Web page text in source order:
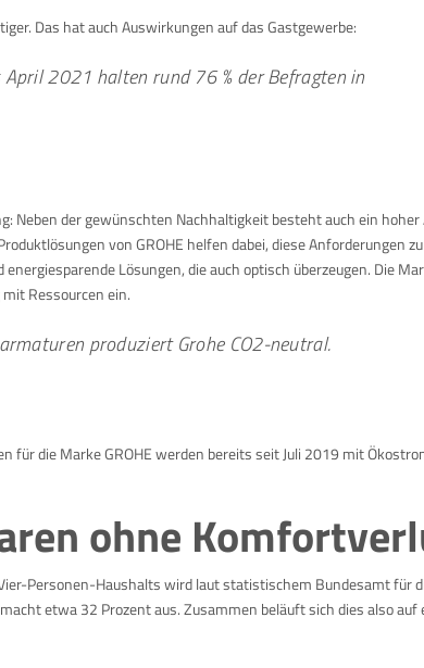
Das hat auch Auswirkungen auf das Gastgewerbe:
2021 halten rund 76 % der Befragten in
Neben der gewünschten Nachhaltigkeit besteht auch ein hoher
von GROHE helfen dabei, diese Anforderungen
Lösungen, die auch optisch überzeugen. Die
Ressourcen ein.
produziert Grohe CO2-neutral.
die Marke GROHE werden bereits seit Juli 2019 mit
ohne
Personen-Haushalts wird laut statistischem Bundesamt für
etwa 32 Prozent aus. Zusammen beläuft sich dies also